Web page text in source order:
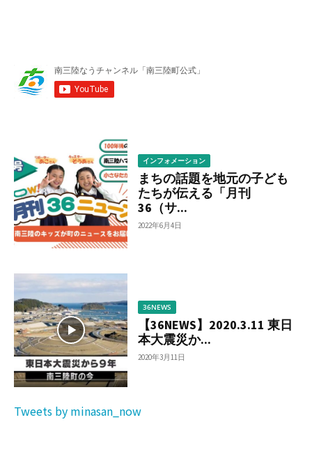
ら
調
インフォメーション
まちの話題を地元の子ども
たちが伝える「月刊
36（サ...
2022年6月4日
36NEWS
【36NEWS】2020.3.11 東日
本大震災か...
2020年3月11日
Tweets by minasan_now